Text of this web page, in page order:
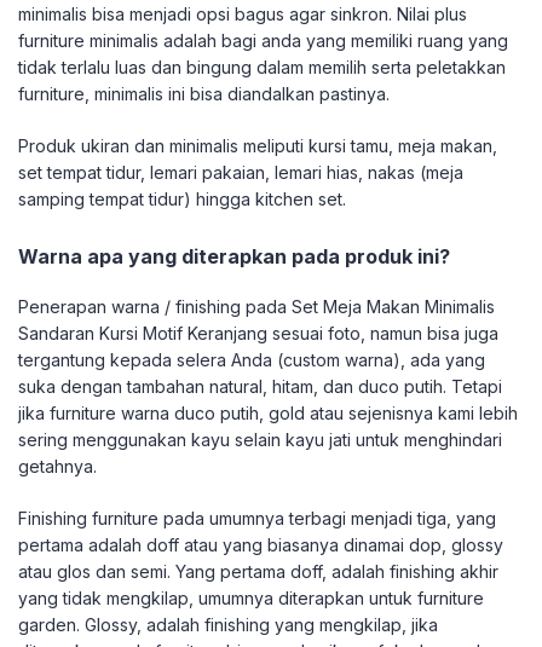
minimalis bisa menjadi opsi bagus agar sinkron. Nilai plus
furniture minimalis adalah bagi anda yang memiliki ruang yang
tidak terlalu luas dan bingung dalam memilih serta peletakkan
furniture, minimalis ini bisa diandalkan pastinya.
Produk ukiran dan minimalis meliputi kursi tamu, meja makan,
set tempat tidur, lemari pakaian, lemari hias, nakas (meja
samping tempat tidur) hingga kitchen set.
Warna apa yang diterapkan pada produk ini?
Penerapan warna / finishing pada Set Meja Makan Minimalis
Sandaran Kursi Motif Keranjang sesuai foto, namun bisa juga
tergantung kepada selera Anda (custom warna), ada yang
suka dengan tambahan natural, hitam, dan duco putih. Tetapi
jika furniture warna duco putih, gold atau sejenisnya kami lebih
sering menggunakan kayu selain kayu jati untuk menghindari
getahnya.
Finishing furniture pada umumnya terbagi menjadi tiga, yang
pertama adalah doff atau yang biasanya dinamai dop, glossy
atau glos dan semi. Yang pertama doff, adalah finishing akhir
yang tidak mengkilap, umumnya diterapkan untuk furniture
garden. Glossy, adalah finishing yang mengkilap, jika